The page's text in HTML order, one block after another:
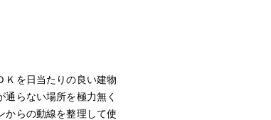
Ｋを日当たりの良い建物
らない場所を極力無く
からの動線を整理して使